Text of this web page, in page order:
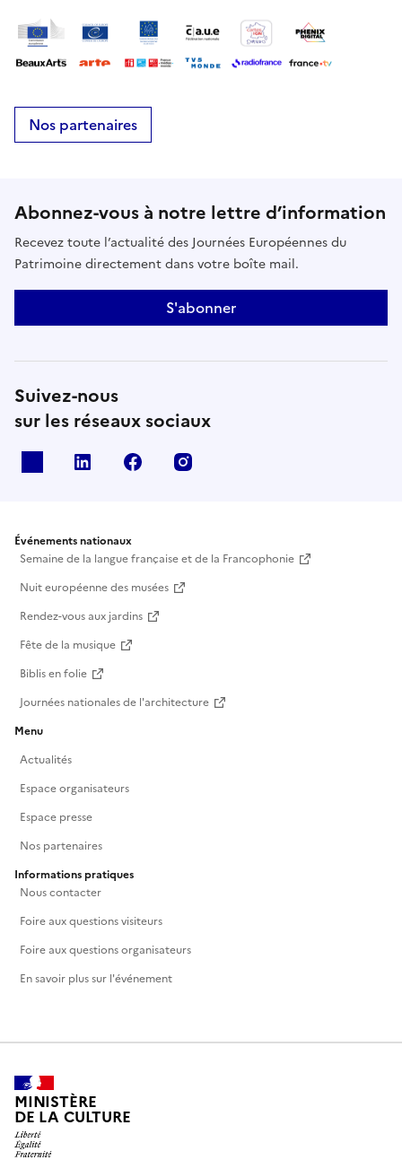
Nos partenaires
Abonnez-vous à notre lettre d’information
Recevez toute l’actualité des Journées Européennes du
Patrimoine directement dans votre boîte mail.
S'abonner
Suivez-nous
sur les réseaux sociaux
Linkedin Facebook
Événements nationaux
Semaine de la langue française et de la Francophonie
Nuit européenne des musées
Rendez-vous aux jardins
Fête de la musique
Biblis en folie
Journées nationales de l'architecture
Menu
Actualités
Espace organisateurs
Espace presse
Nos partenaires
Informations pratiques
Nous contacter
Foire aux questions visiteurs
Foire aux questions organisateurs
En savoir plus sur l'événement
MINISTÈRE
DE LA CULTURE